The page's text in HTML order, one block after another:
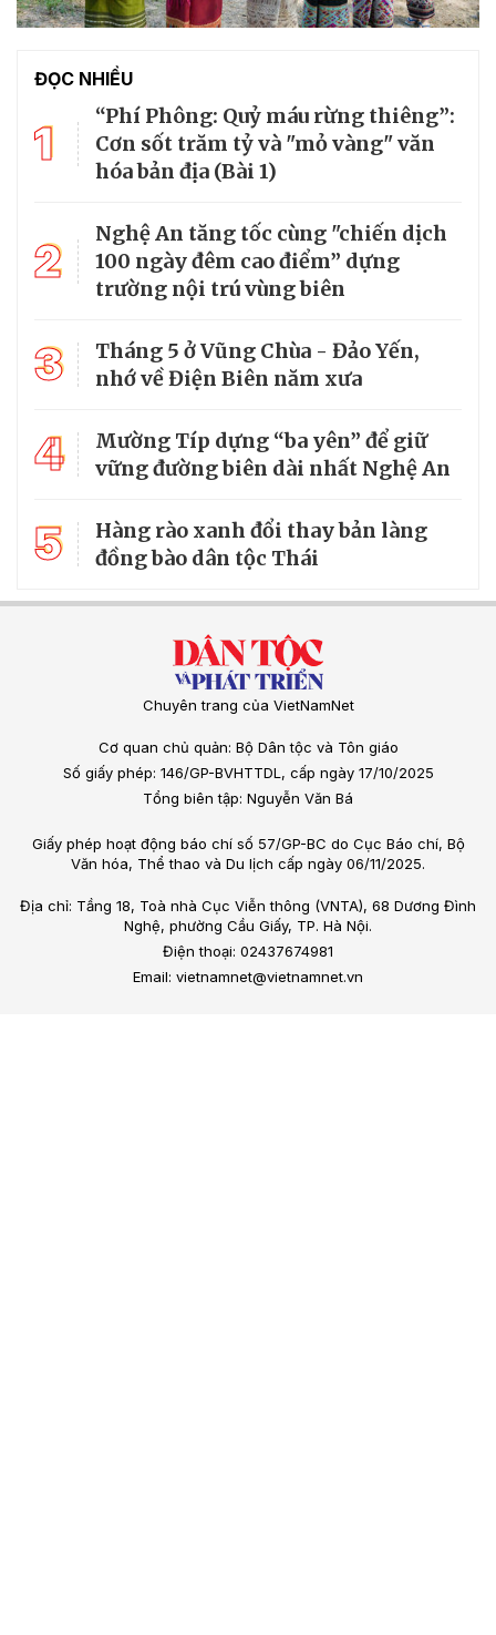
ĐỌC NHIỀU
1
“Phí Phông: Quỷ máu rừng thiêng”:
Cơn sốt trăm tỷ và "mỏ vàng" văn
hóa bản địa (Bài 1)
2
Nghệ An tăng tốc cùng "chiến dịch
100 ngày đêm cao điểm” dựng
trường nội trú vùng biên
3
Tháng 5 ở Vũng Chùa - Đảo Yến,
nhớ về Điện Biên năm xưa
4
Mường Típ dựng “ba yên” để giữ
vững đường biên dài nhất Nghệ An
5
Hàng rào xanh đổi thay bản làng
đồng bào dân tộc Thái
Chuyên trang của VietNamNet
Cơ quan chủ quản: Bộ Dân tộc và Tôn giáo
Số giấy phép: 146/GP-BVHTTDL, cấp ngày 17/10/2025
Tổng biên tập: Nguyễn Văn Bá
Giấy phép hoạt động báo chí số 57/GP-BC do Cục Báo chí, Bộ
Văn hóa, Thể thao và Du lịch cấp ngày 06/11/2025.
Địa chỉ: Tầng 18, Toà nhà Cục Viễn thông (VNTA), 68 Dương Đình
Nghệ, phường Cầu Giấy, TP. Hà Nội.
Điện thoại: 02437674981
Email: vietnamnet@vietnamnet.vn